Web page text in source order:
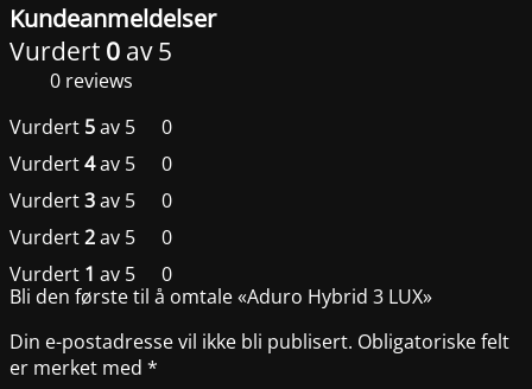
Kundeanmeldelser
Vurdert 0 av 5
0 reviews
Vurdert 5av 5
0
Vurdert4av 5
0
Vurdert3av 5
0
Vurdert2av 5
0
Vurdert 1 av 5 0
Bli den første til å omtale «Aduro Hybrid 3 LUX»
Din e-postadresse vil ikke bli publisert. Obligatoriske felt
er merket med *